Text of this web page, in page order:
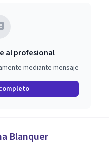
al profesional
mediante mensaje
Blanquer